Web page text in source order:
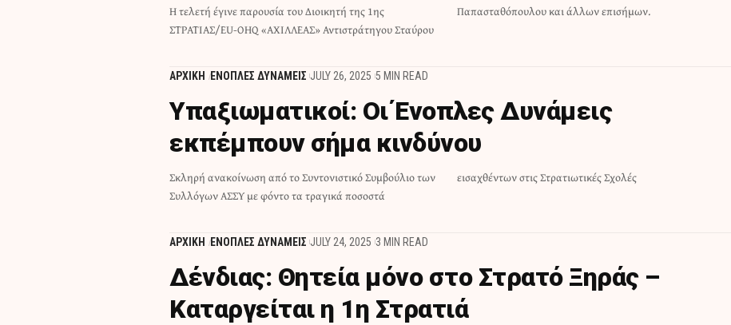
Η τελετή έγινε παρουσία του Διοικητή της 1ης
ΣΤΡΑΤΙΑΣ/EU-ΟHQ «ΑΧΙΛΛΕΑΣ» Αντιστράτηγου Σταύρου
Παπασταθόπουλου και άλλων επισήμων.
ΑΡΧΙΚΗ ΕΝΟΠΛΕΣ ΔΥΝΑΜΕΙΣ JULY 26, 2025 5 MIN READ
Υπαξιωματικοί: Οι Ένοπλες Δυνάμεις
εκπέμπουν σήμα κινδύνου
Σκληρή ανακοίνωση από το Συντονιστικό Συμβούλιο των
Συλλόγων ΑΣΣΥ με φόντο τα τραγικά ποσοστά
εισαχθέντων στις Στρατιωτικές Σχολές
ΑΡΧΙΚΗ ΕΝΟΠΛΕΣ ΔΥΝΑΜΕΙΣ JULY 24, 2025 3 MIN READ
Δένδιας: Θητεία μόνο στο Στρατό Ξηράς –
Καταργείται η 1η Στρατιά